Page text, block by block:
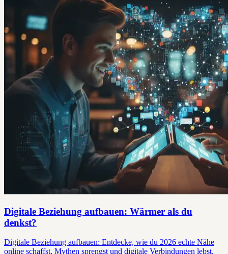
Digitale Beziehung aufbauen: Wärmer als du
denkst?
Digitale Beziehung aufbauen: Entdecke, wie du 2026 echte Nähe
online schaffst, Mythen sprengst und digitale Verbindungen lebst.